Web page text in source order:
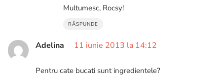
Multumesc, Rocsy!
RĂSPUNDE
Adelina 11 iunie 2013 la 14:12
Pentru cate bucati sunt ingredientele?